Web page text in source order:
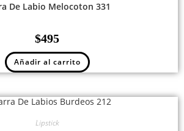
De Labio Melocoton 331
$495
Añadir al carrito
Lipstick